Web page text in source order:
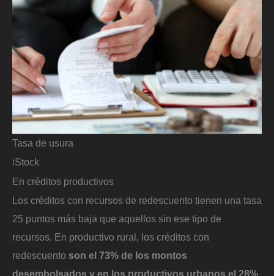
Tasa de usura
iStock
En créditos productivos
Los créditos con recursos de redescuento tienen una tasa
25 puntos más baja que aquellos sin ese tipo de
recursos. En productivo rural, los créditos con
redescuento son el 73% de los montos